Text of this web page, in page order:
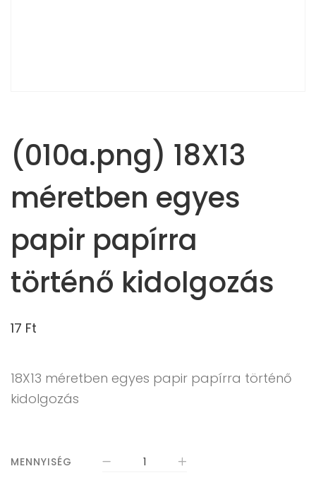
(010a.png) 18X13
méretben egyes
papir papírra
történő kidolgozás
17 Ft
18X13 méretben egyes papir papírra történő
kidolgozás
MENNYISÉG